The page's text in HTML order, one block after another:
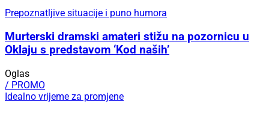
Prepoznatljive situacije i puno humora
Murterski dramski amateri stižu na pozornicu u
Oklaju s predstavom ‘Kod naših’
Oglas
/ PROMO
Idealno vrijeme za promjene